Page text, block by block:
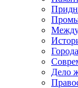
Дело